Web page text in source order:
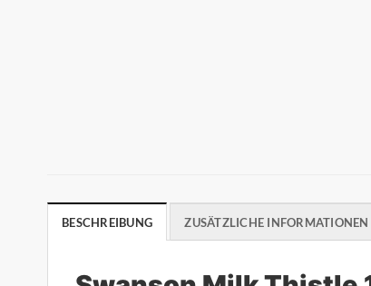
BESCHREIBUNG ZUSÄTZLICHE INFORMATIONEN